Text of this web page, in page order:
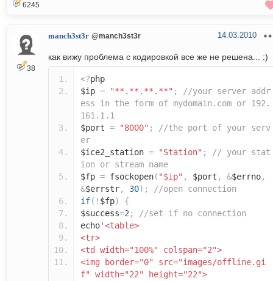
6245
38
manch3st3r @manch3st3r 14.03.2010
как вижу проблема с кодировкой все же не решена... :)
<?php
$ip = "**.**.**.**" ;
//your server addr
ess in the form of mydomain.com or 192.
161.1.1
$port = "8000" ;
//the port of your serv
er
$ice2_station = "Station" ;
// your stat
ion or stream name
$fp = fsockopen( "$ip" , $port , &$errno,
&$errstr, 30);
//open connection
if(! $fp)
{
$success=2 ;
//set if no connection
echo'<table>
<tr>
<td width="100%" colspan="2">
<img border="0" src="images/offline.gi
f" width="22" height="22">